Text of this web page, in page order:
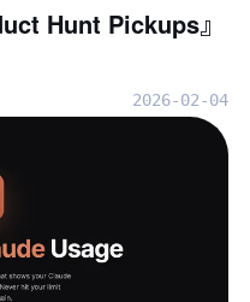
Hunt Pickups』
2026-02-04